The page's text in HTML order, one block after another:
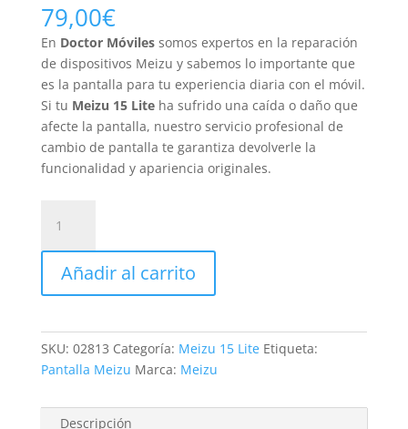
79,00€
En Doctor Móvilessomos expertos en la reparación
de dispositivos Meizu y sabemos lo importante que
es la pantalla para tu experiencia diaria con el móvil.
Si tu Meizu 15 Liteha sufrido una caída o daño que
afecte la pantalla, nuestro servicio profesional de
cambio de pantalla te garantiza devolverle la
funcionalidad y apariencia originales.
Pantalla
Meizu
Lite
Añadir al carrito
SKU: 02813 Categoría: Meizu 15 Lite Etiqueta:
Pantalla Meizu Marca: Meizu
Descripción